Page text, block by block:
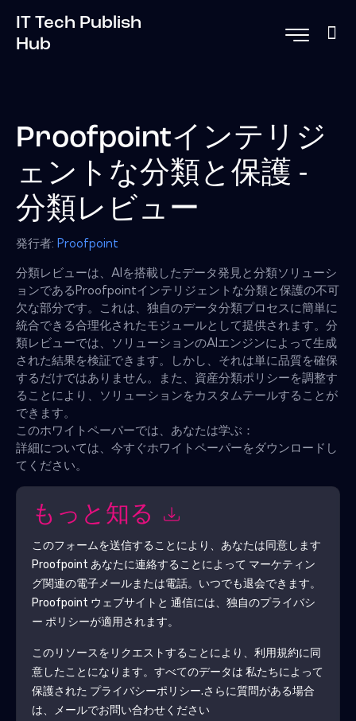
IT Tech Publish
Hub
Proofpointインテリジ
ェントな分類と保護 -
分類レビュー
発行者: Proofpoint
分類レビューは、AIを搭載したデータ発見と分類ソリューシ
ョンであるProofpointインテリジェントな分類と保護の不可
欠な部分です。これは、独自のデータ分類プロセスに簡単に
統合できる合理化されたモジュールとして提供されます。分
類レビューでは、ソリューションのAIエンジンによって生成
された結果を検証できます。しかし、それは単に品質を確保
するだけではありません。また、資産分類ポリシーを調整す
ることにより、ソリューションをカスタムテールすることが
できます。
このホワイトペーパーでは、あなたは学ぶ：
詳細については、今すぐホワイトペーパーをダウンロードし
てください。
もっと知る
このフォームを送信することにより、あなたは同意します
Proofpoint あなたに連絡することによって マーケティン
グ関連の電子メールまたは電話。いつでも退会できます。
Proofpoint ウェブサイトと 通信には、独自のプライバシ
ー ポリシーが適用されます。
このリソースをリクエストすることにより、利用規約に同
意したことになります。すべてのデータは 私たちによって
保護された プライバシーポリシー.さらに質問がある場合
は、メールでお問い合わせください